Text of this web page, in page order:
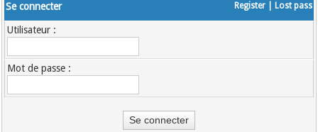
Se connecter Register| Lost pass
Utilisateur :
Mot de passe :